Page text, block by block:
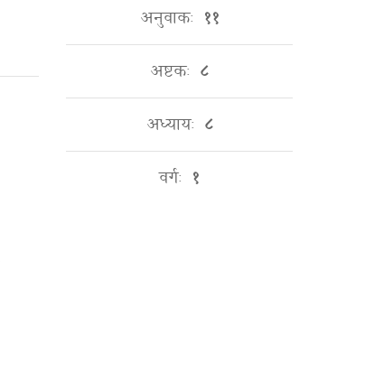
अनुवाकः ११
अष्टकः ८
अध्यायः ८
वर्गः १